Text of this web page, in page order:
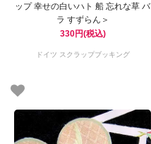
ップ 幸せの白いハト 船 忘れな草 バ
ラ すずらん＞
330円(税込)
ドイツ スクラップブッキング